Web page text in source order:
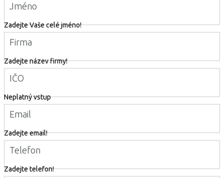
Jméno
Zadejte Vaše celé jméno!
Firma
Zadejte název firmy!
IČO
Neplatný vstup
Email
Zadejte email!
Telefon
Zadejte telefon!